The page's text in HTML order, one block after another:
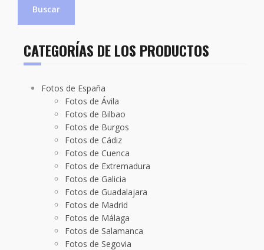
Buscar
CATEGORÍAS DE LOS PRODUCTOS
Fotos de España
Fotos de Ávila
Fotos de Bilbao
Fotos de Burgos
Fotos de Cádiz
Fotos de Cuenca
Fotos de Extremadura
Fotos de Galicia
Fotos de Guadalajara
Fotos de Madrid
Fotos de Málaga
Fotos de Salamanca
Fotos de Segovia